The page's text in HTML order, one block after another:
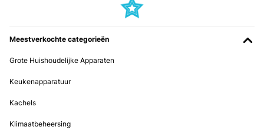
26/11/2024
Hab erwartet, dass es so gut ist. Ein super "Hotdoger" !!! I a
Meestverkochte categorieën
Grote Huishoudelijke Apparaten
Keukenapparatuur
Kachels
Klimaatbeheersing